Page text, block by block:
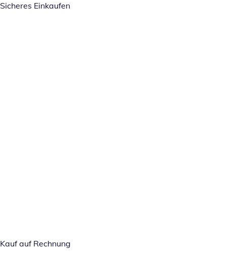
Sicheres Einkaufen
Kauf auf Rechnung